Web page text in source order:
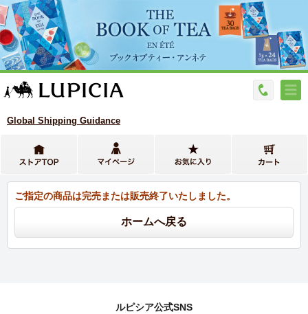
Global Shipping Guidance
ご指定の商品は完売または販売終了いたしました。
ルピシア公式SNS